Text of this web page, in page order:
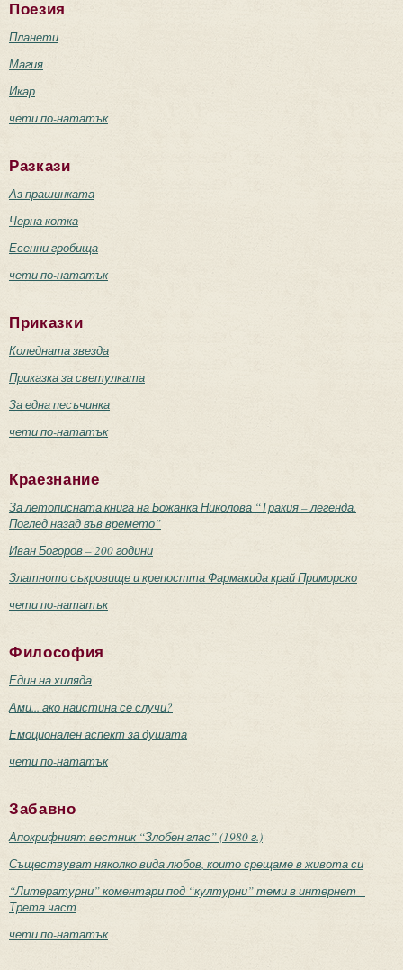
Поезия
Планети
Магия
Икар
чети по-нататък
Разкази
Аз прашинката
Черна котка
Есенни гробища
чети по-нататък
Приказки
Коледната звезда
Приказка за светулката
За една песъчинка
чети по-нататък
Краезнание
За летописната книга на Божанка Николова “Тракия – легенда.
Поглед назад във времето”
Иван Богоров – 200 години
Златното съкровище и крепостта Фармакида край Приморско
чети по-нататък
Философия
Един на хиляда
Ами... ако наистина се случи?
Емоционален аспект за душата
чети по-нататък
Забавно
Апокрифният вестник “Злобен глас” (1980 г.)
Съществуват няколко вида любов, които срещаме в живота си
“Литературни” коментари под “културни” теми в интернет –
Трета част
чети по-нататък